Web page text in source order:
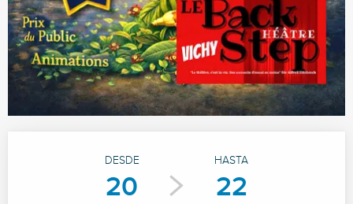
Horarios y datos de contacto
DESDE
20
HASTA
22